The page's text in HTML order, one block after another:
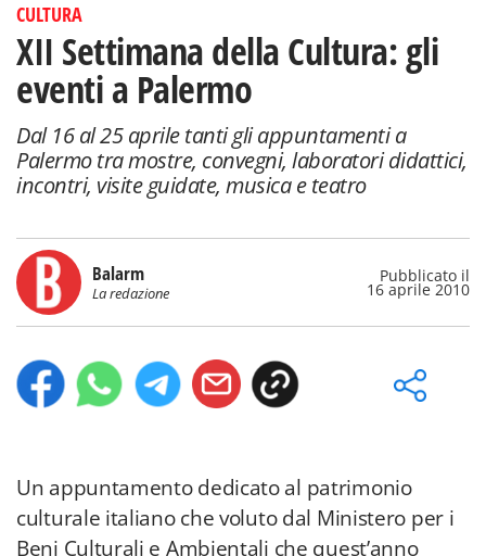
CULTURA
XII Settimana della Cultura: gli
eventi a Palermo
Dal 16 al 25 aprile tanti gli appuntamenti a
Palermo tra mostre, convegni, laboratori didattici,
incontri, visite guidate, musica e teatro
Balarm
La redazione
Pubblicato il
16 aprile 2010
Un appuntamento dedicato al patrimonio
culturale italiano che voluto dal Ministero per i
Beni Culturali e Ambientali che quest’anno